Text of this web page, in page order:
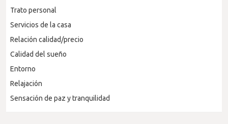
Trato personal
Servicios de la casa
Relación calidad/precio
Calidad del sueño
Entorno
Relajación
Sensación de paz y tranquilidad